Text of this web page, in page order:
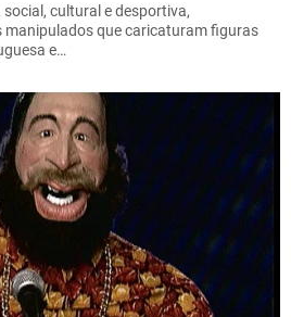
cultural e desportiva,
que caricaturam figuras
e…